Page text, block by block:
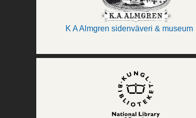
K A Almgren sidenväveri & museum